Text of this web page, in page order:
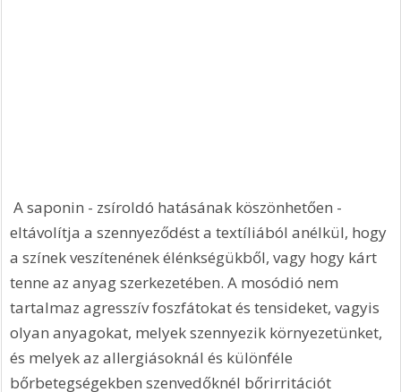
A saponin - zsíroldó hatásának köszönhetően -
eltávolítja a szennyeződést a textíliából anélkül, hogy
a színek veszítenének élénkségükből, vagy hogy kárt
tenne az anyag szerkezetében. A mosódió nem
tartalmaz agresszív foszfátokat és tensideket, vagyis
olyan anyagokat, melyek szennyezik környezetünket,
és melyek az allergiásoknál és különféle
bőrbetegségekben szenvedőknél bőrirritációt